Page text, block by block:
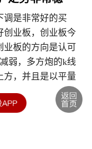
调是非常好的买
创业板，创业板今
业板的方向是认可
弱，多方炮的k线
方，并且是以平量